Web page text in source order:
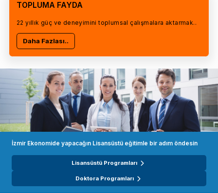
TOPLUMA FAYDA
22 yıllık güç ve deneyimini toplumsal çalışmalara aktarmak..
Daha Fazlası..
İzmir Ekonomide yapacağın Lisansüstü eğitimle bir adım öndesin
Lisansüstü Programları
Doktora Programları